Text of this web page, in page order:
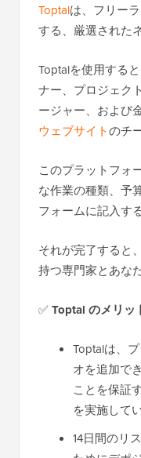
Toptalは、フリー
する、厳選された
Toptalを使用する
ナー、プロジェク
ージャー、および
ウェブサイトのチ
このプラットフォ
な作業の種類、予
フォームに記入す
それが完了すると
持つ専門家とあな
✅Toptal のメリッ
Toptalは、
オを追加で
ことを保証
を実施して
14日間のリ